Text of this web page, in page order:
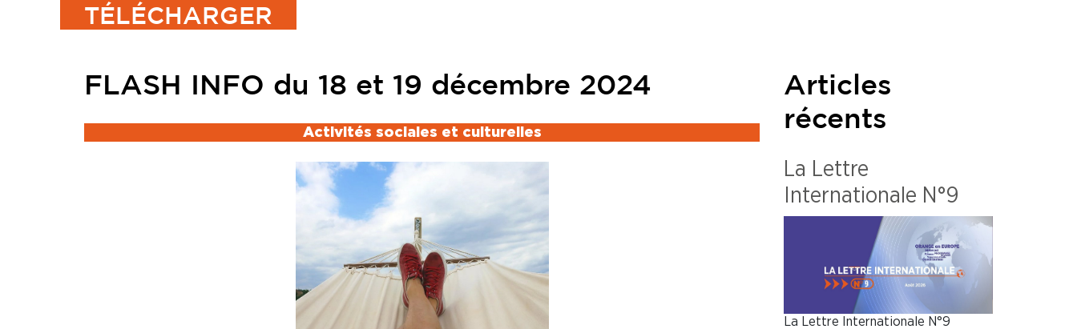
TÉLÉCHARGER
FLASH INFO du 18 et 19 décembre 2024
Activités sociales et culturelles
Articles
récents
La Lettre
Internationale N°9
La Lettre Internationale N°9